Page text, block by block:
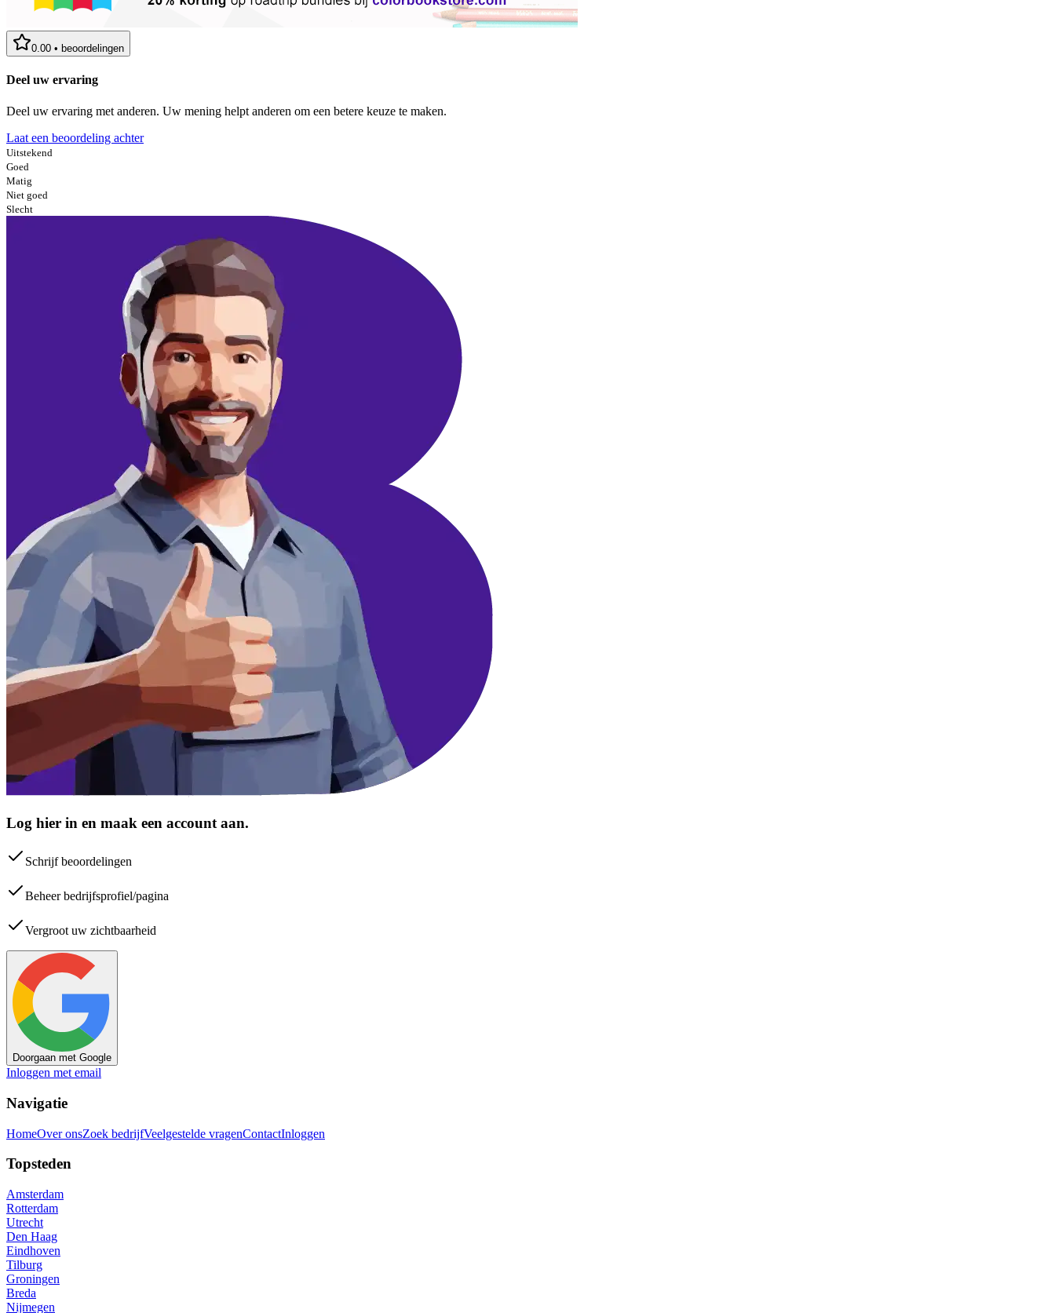
0.00 • beoordelingen
Deel uw ervaring
Deel uw ervaring met anderen. Uw mening helpt anderen om een betere keuze te maken.
Laat een beoordeling achter
Uitstekend
Goed
Matig
Niet goed
Slecht
Log hier in en maak een account aan.
Schrijf beoordelingen
Beheer bedrijfsprofiel/pagina
Vergroot uw zichtbaarheid
Doorgaan met Google
Inloggen met email
Navigatie
HomeOver onsZoek bedrijfVeelgestelde vragenContactInloggen
Topsteden
Amsterdam
Rotterdam
Utrecht
Den Haag
Eindhoven
Tilburg
Groningen
Breda
Nijmegen